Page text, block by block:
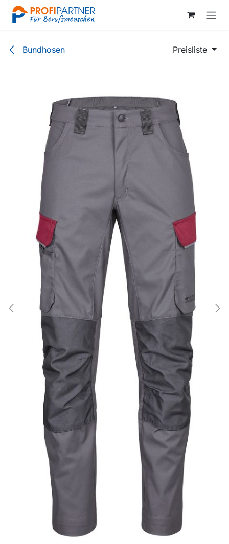
Zum Inhalt springen
Bundhosen Preisliste